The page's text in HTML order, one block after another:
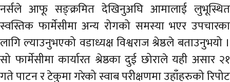
नर्सले आफू सङ्क्रमित देखिनुअघि आमालाई लुभूस्थित
स्वस्तिक फार्मेसीमा अन्य रोगको समस्या भएर उपचारका
लागि ल्याउनुभएको वडाध्यक्ष विश्वराज श्रेष्ठले बताउनुभयो ।
सो फार्मेसीमा कार्यारत श्रेष्ठका दुई छोराले यही असार २१
गते पाटन र टेकुमा गरेको स्वाब परीक्षणमा उहाँहरुको रिपोट